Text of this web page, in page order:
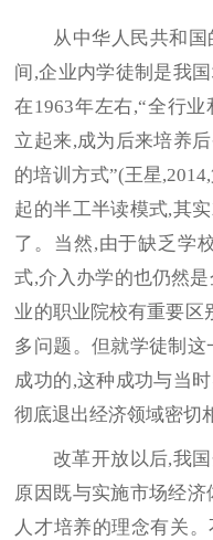
从中华人民共和
间,企业内学徒制是我
在1963年左右,“全行
立起来,成为后来培养
的培训方式”(王星
起的半工半读模式,其
了。当然,由于缺乏学
式,介入办学的也仍然
业的职业院校有重要区
多问题。但就学徒制
成功的,这种成功与当
彻底退出经济领域密切
改革开放以后,我
原因既与实施市场经
人才培养的理念有关